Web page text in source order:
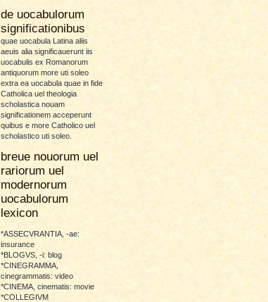
de uocabulorum
significationibus
quae uocabula Latina aliis
aeuis alia significauerunt iis
uocabulis ex Romanorum
antiquorum more uti soleo
extra ea uocabula quae in fide
Catholica uel theologia
scholastica nouam
significationem acceperunt
quibus e more Catholico uel
scholastico uti soleo.
breue nouorum uel
rariorum uel
modernorum
uocabulorum
lexicon
*ASSECVRANTIA, -ae:
insurance
*BLOGVS, -i: blog
*CINEGRAMMA,
cinegrammatis: video
*CINEMA, cinematis: movie
*COLLEGIVM